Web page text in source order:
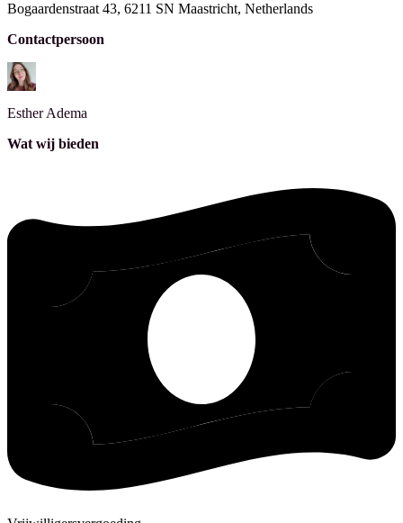
Bogaardenstraat 43, 6211 SN Maastricht, Netherlands
Contactpersoon
Esther Adema
Wat wij bieden